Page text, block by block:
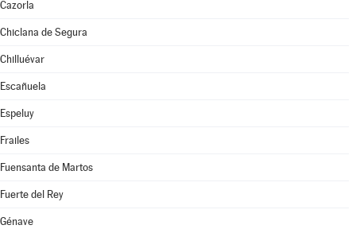
Cazorla
Chiclana de Segura
Chilluévar
Escañuela
Espeluy
Frailes
Fuensanta de Martos
Fuerte del Rey
Génave